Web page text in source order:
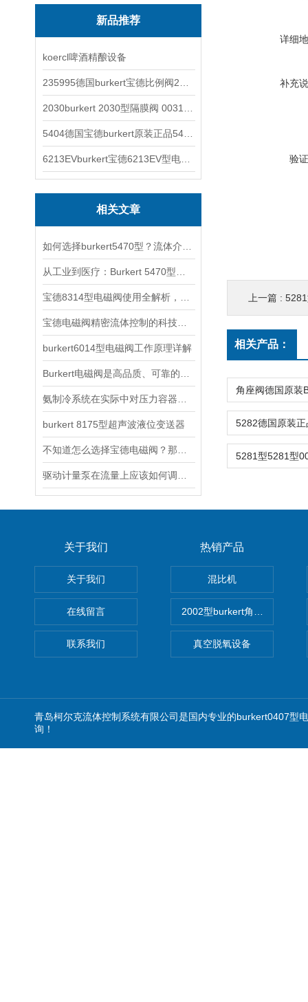
新品推荐
koercl啤酒精酿设备
相关文章
burkert6014型电磁阀工作原理详解
burkert 8175型超声波液位变送器
详细
补充
验
上一篇 :
相关产品：
关于我们
关于我们
在线留言
联系我们
热销产品
混比机
2002型burkert角座阀
真空脱氧设备
青岛柯尔克流体控制系统有限公司是国内专业的burkert0407型
询！